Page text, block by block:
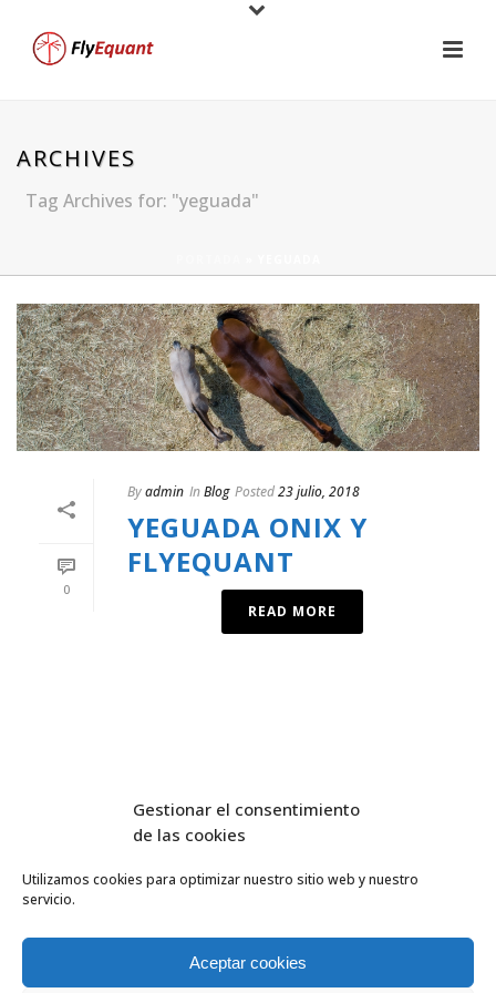
Gestionar el consentimiento
de las cookies
Utilizamos cookies para optimizar nuestro sitio web y nuestro
servicio.
Aceptar cookies
ARCHIVES
Tag Archives for: "yeguada"
0
Byadmin InBlog Posted23 julio, 2018
YEGUADA ONIX Y
FLYEQUANT
READ MORE
INICIO
SERVICIOS
ESCUELA DE VUELO